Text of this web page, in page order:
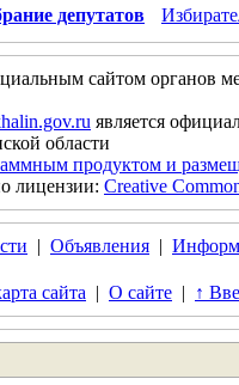
депутатов
сайтом органов
является
области
продуктом и
лицензии: Creative
| Объявления |
сайта | О сайте | ↑